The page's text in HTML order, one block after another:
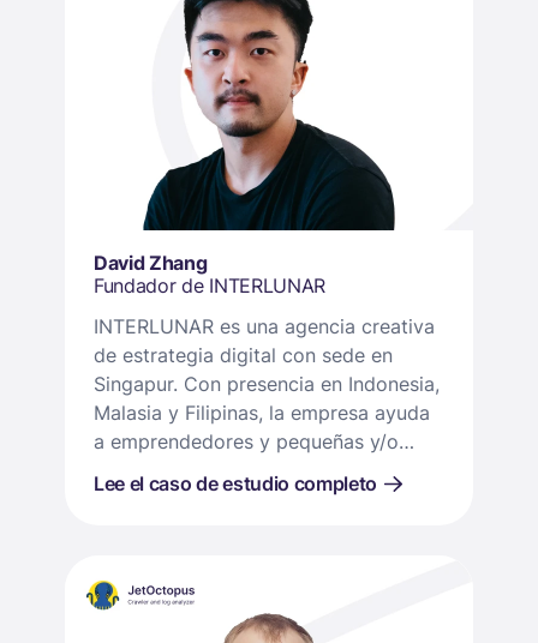
David Zhang
Fundador de INTERLUNAR
INTERLUNAR es una agencia creativa
de estrategia digital con sede en
Singapur. Con presencia en Indonesia,
Malasia y Filipinas, la empresa ayuda
a emprendedores y pequeñas y/o
de trabajo y promover el crecimiento
Lee el caso de estudio completo